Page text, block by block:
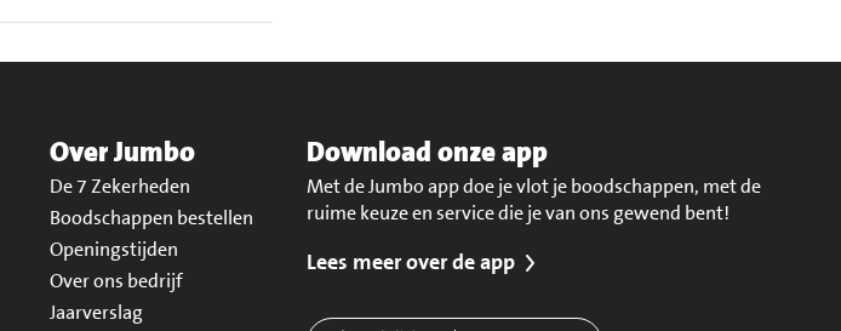
Over Jumbo
De 7 Zekerheden
Boodschappen bestellen
Openingstijden
Over ons bedrijf
Jaarverslag
Download onze app
Met de Jumbo app doe je vlot je boodschappen, met de
ruime keuze en service die je van ons gewend bent!
Lees meer over de app